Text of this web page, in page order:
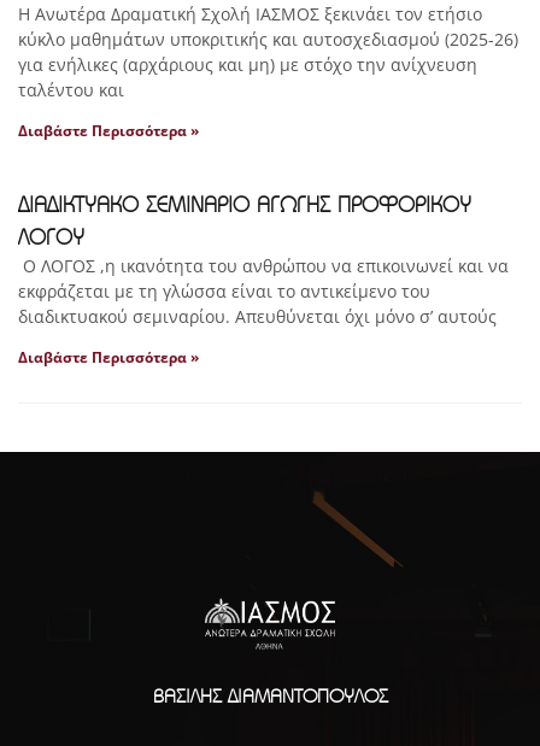
Η Ανωτέρα Δραματική Σχολή ΙΑΣΜΟΣ ξεκινάει τον ετήσιο
κύκλο μαθημάτων υποκριτικής και αυτοσχεδιασμού (2025-26)
για ενήλικες (αρχάριους και μη) με στόχο την ανίχνευση
ταλέντου και
Διαβάστε Περισσότερα »
ΔΙΑΔΙΚΤΥΑΚΟ ΣΕΜΙΝΑΡΙΟ ΑΓΩΓΗΣ ΠΡΟΦΟΡΙΚΟΥ
ΛΟΓΟΥ
Ο ΛΟΓΟΣ ,η ικανότητα του ανθρώπου να επικοινωνεί και να
εκφράζεται με τη γλώσσα είναι το αντικείμενο του
διαδικτυακού σεμιναρίου. Απευθύνεται όχι μόνο σ’ αυτούς
Διαβάστε Περισσότερα »
ΒΑΣΊΛΗΣ ΔΙΑΜΑΝΤΌΠΟΥΛΟΣ